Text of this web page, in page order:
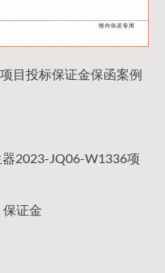
目投标保证金保函案例
2023-JQ06-W1336项
证金